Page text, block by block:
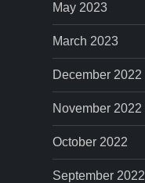
May 2023
March 2023
December 2022
November 2022
October 2022
September 2022